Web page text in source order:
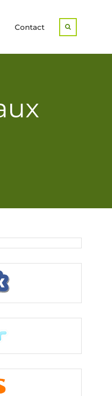
Contact